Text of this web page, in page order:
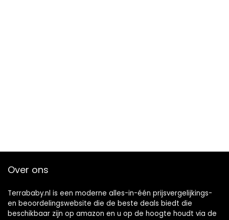
Over ons
Terrababy.nl is een moderne alles-in-één prijsvergelijkings-
en beoordelingswebsite die de beste deals biedt die
beschikbaar zijn op amazon en u op de hoogte houdt via de